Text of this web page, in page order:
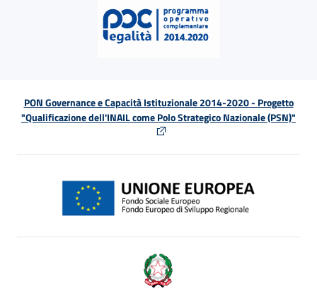
PON Governance e Capacità Istituzionale 2014-2020 - Progetto
"Qualificazione dell'INAIL come Polo Strategico Nazionale (PSN)"